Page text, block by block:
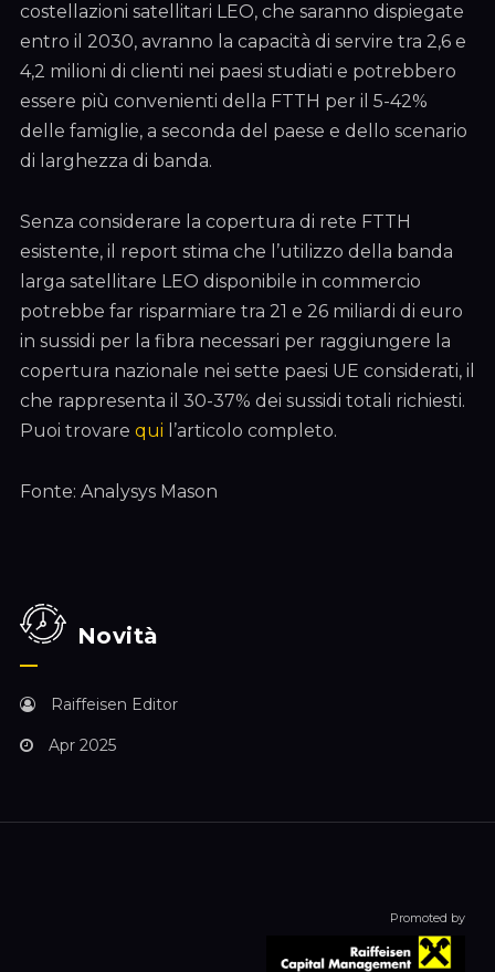
costellazioni satellitari LEO, che saranno dispiegate
entro il 2030, avranno la capacità di servire tra 2,6 e
4,2 milioni di clienti nei paesi studiati e potrebbero
essere più convenienti della FTTH per il 5-42%
delle famiglie, a seconda del paese e dello scenario
di larghezza di banda.
Senza considerare la copertura di rete FTTH
esistente, il report stima che l’utilizzo della banda
larga satellitare LEO disponibile in commercio
potrebbe far risparmiare tra 21 e 26 miliardi di euro
in sussidi per la fibra necessari per raggiungere la
copertura nazionale nei sette paesi UE considerati, il
che rappresenta il 30-37% dei sussidi totali richiesti.
Puoi trovare qui l’articolo completo.
Fonte: Analysys Mason
Novità
Raiffeisen Editor
Apr 2025
Promoted by